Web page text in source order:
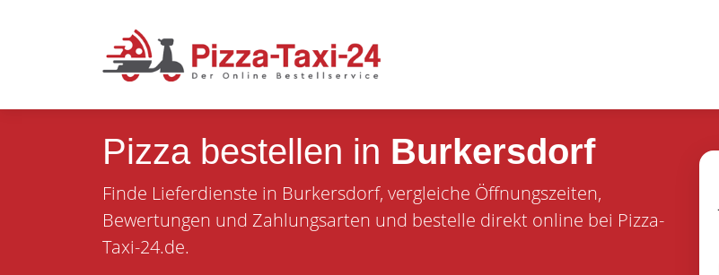
Pizza bestellen in Burkersdorf
Finde Lieferdienste in Burkersdorf, vergleiche Öffnungszeiten,
Bewertungen und Zahlungsarten und bestelle direkt online bei Pizza-
Taxi-24.de.